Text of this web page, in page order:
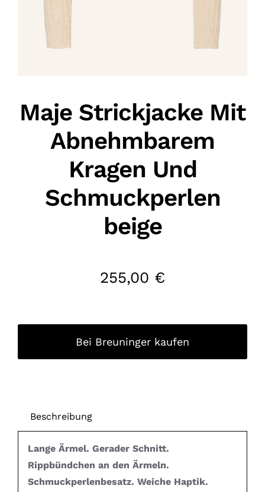
Maje Strickjacke Mit
Abnehmbarem
Kragen Und
Schmuckperlen
beige
255,00 €
Bei Breuninger kaufen
Beschreibung
Lange Ärmel. Gerader Schnitt.
Rippbündchen an den Ärmeln.
Schmuckperlenbesatz. Weiche Haptik.